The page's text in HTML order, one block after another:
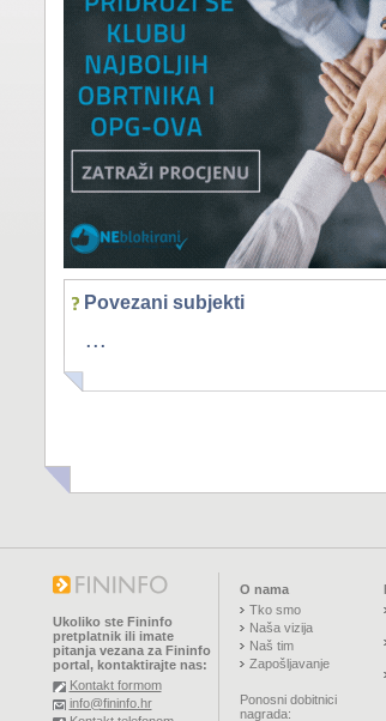
Povezani subjekti
...
Ukoliko ste Fininfo
pretplatnik ili imate
pitanja vezana za Fininfo
portal, kontaktirajte nas:
Kontakt formom
info@fininfo.hr
O nama
Tko smo
Naša vizija
Naš tim
Zapošljavanje
Ponosni dobitnici
nagrada: